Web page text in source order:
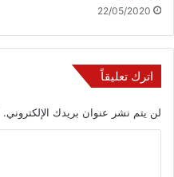
22/05/2020
اترك تعليقاً
لن يتم نشر عنوان بريدك الإلكتروني.